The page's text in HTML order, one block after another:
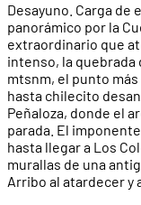
Desayuno. Carga de
panorámico por la
extraordinario que
intenso, la quebrada
mtsnm, el punto
hasta chilecito
Peñaloza, donde el
parada. El
hasta llegar a Los
murallas de una
Arribo al atardecer y